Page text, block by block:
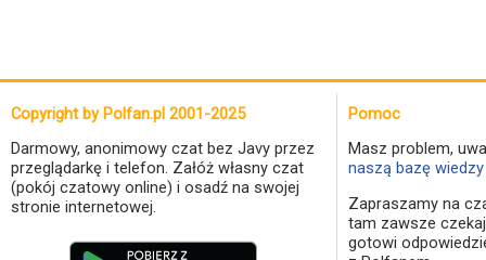
Copyright by Polfan.pl 2001-2025
Darmowy, anonimowy czat bez Javy przez
przeglądarkę i telefon. Załóż własny czat
(pokój czatowy online) i osadź na swojej
stronie internetowej.
Pomoc
Masz problem,
naszą bazę
Zapraszamy na
tam zawsze
gotowi